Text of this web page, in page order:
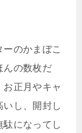
のかまぼこ
んの数枚だ
正月やキャ
し、開封し
になってし